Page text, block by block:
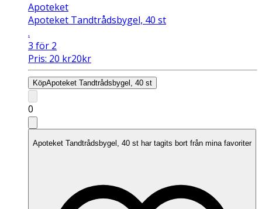
Apoteket
Apoteket Tandtrådsbygel, 40 st
.
3 för 2
Pris: 20 kr20kr
KöpApoteket Tandtrådsbygel, 40 st
0
Apoteket Tandtrådsbygel, 40 st har tagits bort från mina favoriter